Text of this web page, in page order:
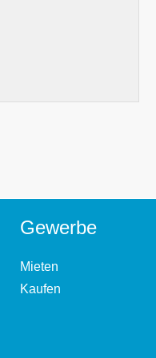
Gewerbe
Mieten
Kaufen